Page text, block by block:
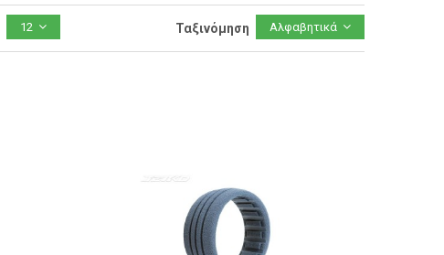
12 Ταξινόμηση Αλφαβητικά